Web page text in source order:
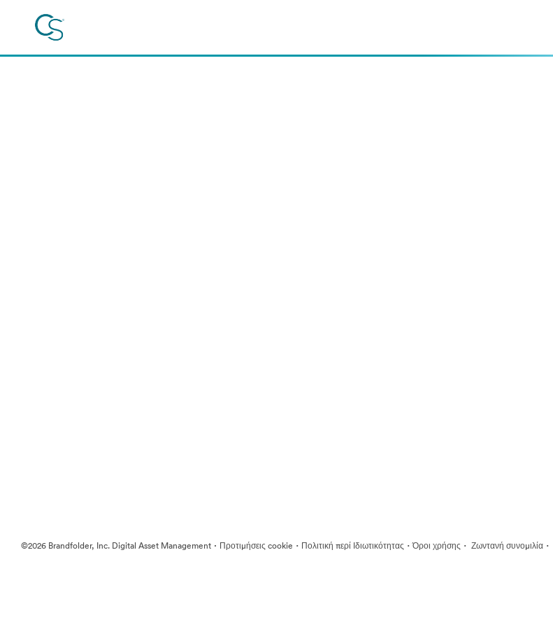
©2026 Brandfolder, Inc. Digital Asset Management · Προτιμήσεις cookie · Πολιτική περί Ιδιωτικότητας ·Όροι χρήσης · Ζωντανή συνομιλία ·